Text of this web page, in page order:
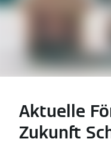
Aktuelle
Zukunft